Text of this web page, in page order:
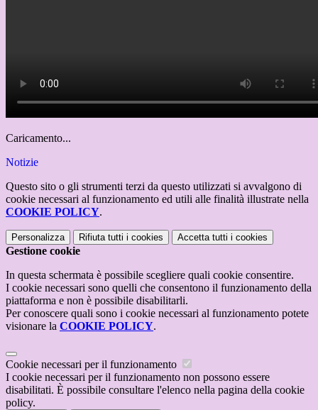
Caricamento...
Notizie
Questo sito o gli strumenti terzi da questo utilizzati si avvalgono di
cookie necessari al funzionamento ed utili alle finalità illustrate nella
COOKIE POLICY.
Personalizza Rifiuta tutti i cookies Accetta tutti i cookies
Gestione cookie
In questa schermata è possibile scegliere quali cookie consentire.
I cookie necessari sono quelli che consentono il funzionamento della
piattaforma e non è possibile disabilitarli.
Per conoscere quali sono i cookie necessari al funzionamento potete
visionare la COOKIE POLICY.
Cookie necessari per il funzionamento
I cookie necessari per il funzionamento non possono essere
disabilitati. È possibile consultare l'elenco nella pagina della cookie
policy.